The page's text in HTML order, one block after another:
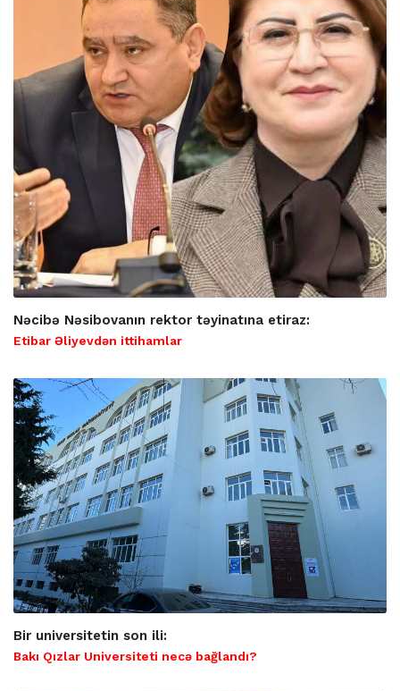
Nəcibə Nəsibovanın rektor təyinatına etiraz:
Etibar Əliyevdən ittihamlar
Bir universitetin son ili:
Bakı Qızlar Universiteti necə bağlandı?